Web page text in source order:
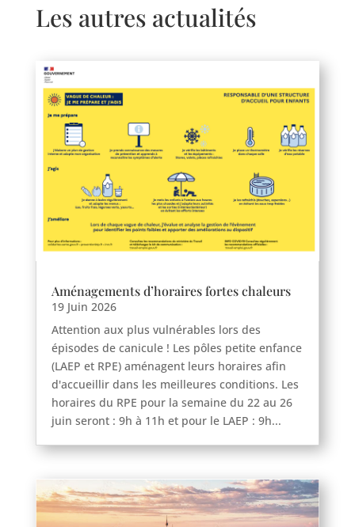
Les autres actualités
Aménagements d’horaires fortes chaleurs
19 Juin 2026
Attention aux plus vulnérables lors des
épisodes de canicule ! Les pôles petite enfance
(LAEP et RPE) aménagent leurs horaires afin
d'accueillir dans les meilleures conditions. Les
horaires du RPE pour la semaine du 22 au 26
juin seront : 9h à 11h et pour le LAEP : 9h...